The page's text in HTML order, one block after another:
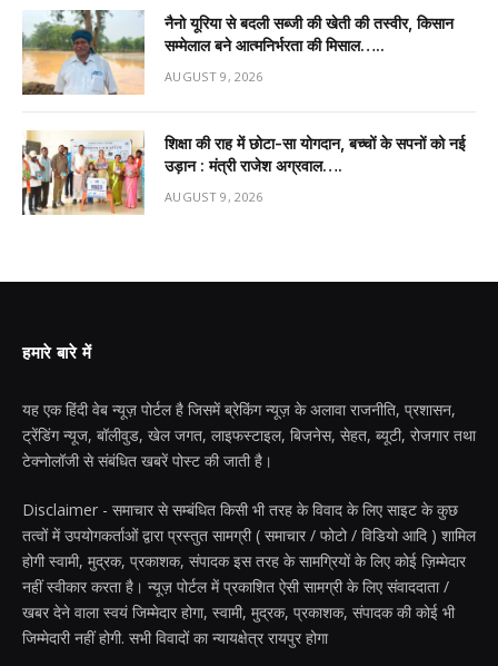
नैनो यूरिया से बदली सब्जी की खेती की तस्वीर, किसान
सम्मेलाल बने आत्मनिर्भरता की मिसाल…..
AUGUST 9, 2026
शिक्षा की राह में छोटा-सा योगदान, बच्चों के सपनों को नई
उड़ान : मंत्री राजेश अग्रवाल….
AUGUST 9, 2026
हमारे बारे में
यह एक हिंदी वेब न्यूज़ पोर्टल है जिसमें ब्रेकिंग न्यूज़ के अलावा राजनीति, प्रशासन,
ट्रेंडिंग न्यूज, बॉलीवुड, खेल जगत, लाइफस्टाइल, बिजनेस, सेहत, ब्यूटी, रोजगार तथा
टेक्नोलॉजी से संबंधित खबरें पोस्ट की जाती है।
Disclaimer - समाचार से सम्बंधित किसी भी तरह के विवाद के लिए साइट के कुछ
तत्वों में उपयोगकर्ताओं द्वारा प्रस्तुत सामग्री ( समाचार / फोटो / विडियो आदि ) शामिल
होगी स्वामी, मुद्रक, प्रकाशक, संपादक इस तरह के सामग्रियों के लिए कोई ज़िम्मेदार
नहीं स्वीकार करता है। न्यूज़ पोर्टल में प्रकाशित ऐसी सामग्री के लिए संवाददाता /
खबर देने वाला स्वयं जिम्मेदार होगा, स्वामी, मुद्रक, प्रकाशक, संपादक की कोई भी
जिम्मेदारी नहीं होगी. सभी विवादों का न्यायक्षेत्र रायपुर होगा